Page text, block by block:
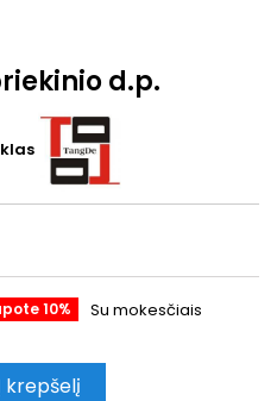
d.p.
10%
Su mokesčiais
krepšelį